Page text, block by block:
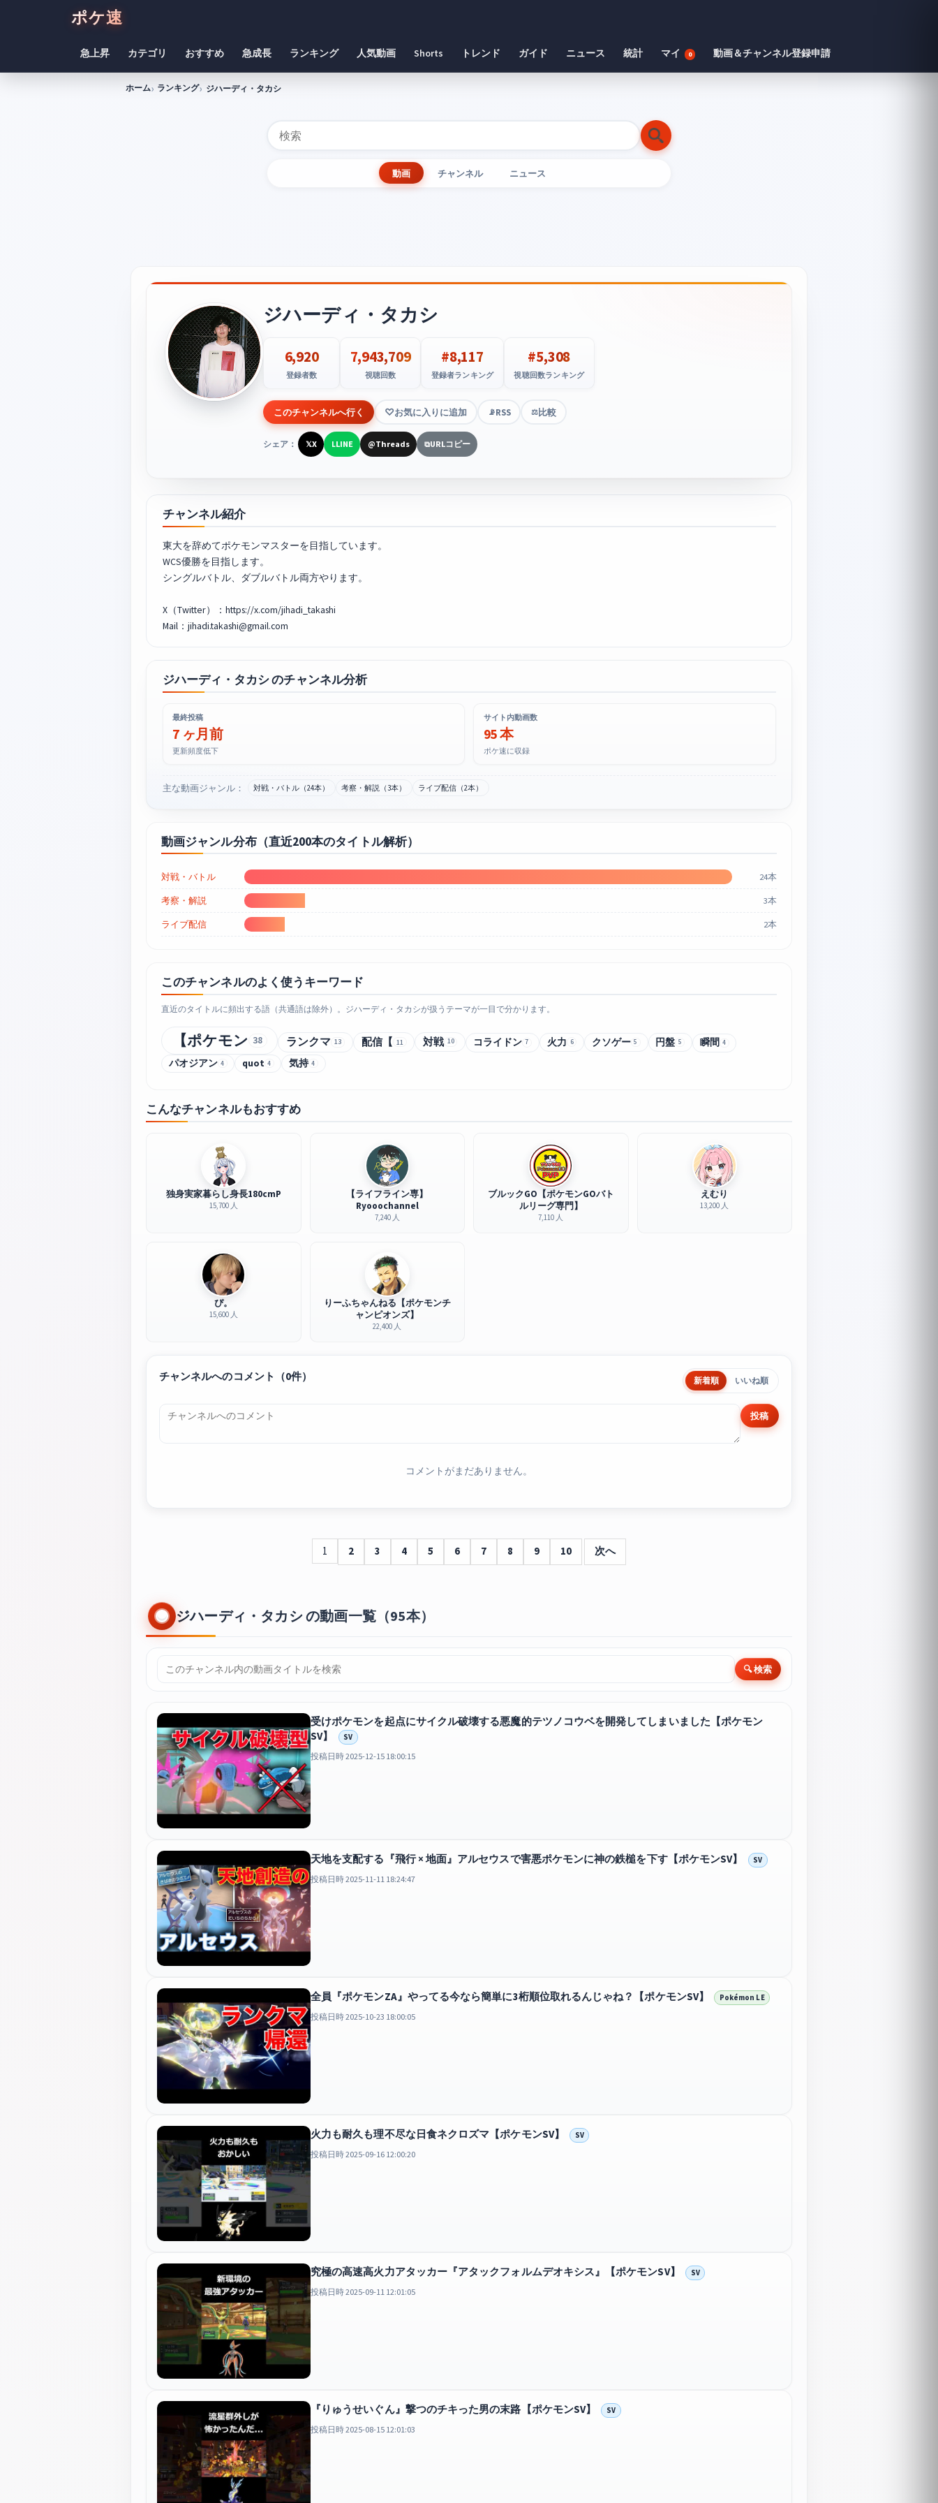
ポケ速
急上昇 カテゴリ おすすめ 急成長 ランキング 人気動画 Shorts トレンド ガイド ニュース 統計 マイ 0 動画＆チャンネル登録申請
ホーム ランキング ジハーディ・タカシ
動画 チャンネル ニュース
ジハーディ・タカシ
6,920
登録者数
7,943,709
視聴回数
#8,117
登録者ランキング
#5,308
視聴回数ランキング
このチャンネルへ行く お気に入りに追加 📡RSS ⚖️比較
シェア： 𝕏X LLINE @Threads ⧉URLコピー
チャンネル紹介
東大を辞めてポケモンマスターを目指しています。
WCS優勝を目指します。
シングルバトル、ダブルバトル両方やります。
X（Twitter）：https://x.com/jihadi_takashi
ジハーディ・タカシ のチャンネル分析
最終投稿
7 ヶ月前
更新頻度低下
サイト内動画数
95 本
ポケ速に収録
主な動画ジャンル： 対戦・バトル（24本） 考察・解説（3本） ライブ配信（2本）
動画ジャンル分布（直近200本のタイトル解析）
対戦・バトル 24本
考察・解説 3本
ライブ配信 2本
このチャンネルのよく使うキーワード
直近のタイトルに頻出する語（共通語は除外）。ジハーディ・タカシが扱うテーマが一目で分かります。
【ポケモン 38 ランクマ 13 配信【 11 対戦 10 コライドン 7 火力 6 クソゲー 5 円盤 5 瞬間 4
パオジアン 4 quot 4 気持 4
こんなチャンネルもおすすめ
独身実家暮らし身長180cmP
15,700 人
【ライフライン専】
Ryooochannel
7,240 人
ブルックGO【ポケモンGOバト
ルリーグ専門】
7,110 人
えむり
13,200 人
ぴ。
15,600 人
りーふちゃんねる【ポケモンチ
ャンピオンズ】
22,400 人
チャンネルへのコメント（0件） 新着順 いいね順
投稿
コメントがまだありません。
1 2 3 4 5 6 7 8 9 10 次へ
ジハーディ・タカシ の動画一覧（95本）
🔍 検索
受けポケモンを起点にサイクル破壊する悪魔的テツノコウベを開発してしまいました【ポケモン
SV】
SV
投稿日時 2025-12-15 18:00:15
天地を支配する『飛行 × 地面』アルセウスで害悪ポケモンに神の鉄槌を下す【ポケモンSV】 SV
投稿日時 2025-11-11 18:24:47
全員『ポケモンZA』やってる今なら簡単に3桁順位取れるんじゃね？【ポケモンSV】 Pokémon LE
投稿日時 2025-10-23 18:00:05
火力も耐久も理不尽な日食ネクロズマ【ポケモンSV】 SV
投稿日時 2025-09-16 12:00:20
究極の高速高火力アタッカー『アタックフォルムデオキシス』【ポケモンSV】 SV
投稿日時 2025-09-11 12:01:05
『りゅうせいぐん』撃つのチキった男の末路【ポケモンSV】 SV
投稿日時 2025-08-15 12:01:03